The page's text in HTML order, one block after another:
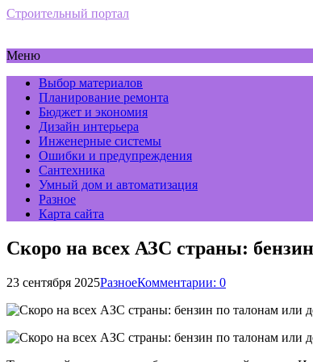
Строительный портал
Меню
Выбор материалов
Планирование ремонта
Бюджет и экономия
Дизайн интерьера
Инженерные системы
Ошибки и предупреждения
Сантехника
Умный дом и автоматизация
Разное
Карта сайта
Скоро на всех АЗС страны:
23 сентября 2025РазноеКомментарии: 0